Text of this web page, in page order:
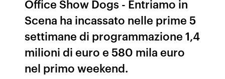
Office Show Dogs - Entriamo in
Scena ha incassato nelle prime 5
settimane di programmazione 1,4
milioni di euro e 580 mila euro
nel primo weekend.